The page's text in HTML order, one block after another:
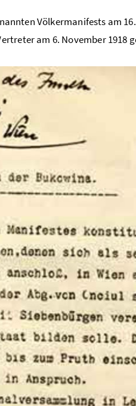
Völkermanifests am
am 6. November 1918